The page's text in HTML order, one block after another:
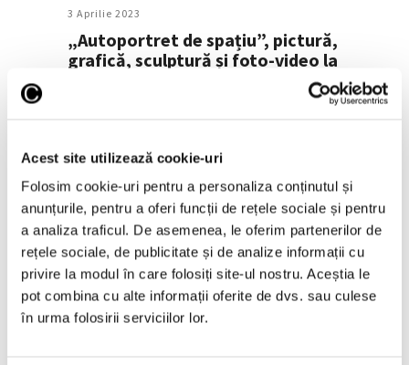
Acest site utilizează cookie-uri
Folosim cookie-uri pentru a personaliza conținutul și
anunțurile, pentru a oferi funcții de rețele sociale și pentru
a analiza traficul. De asemenea, le oferim partenerilor de
rețele sociale, de publicitate și de analize informații cu
privire la modul în care folosiți site-ul nostru. Aceștia le
pot combina cu alte informații oferite de dvs. sau culese
în urma folosirii serviciilor lor.
3 Aprilie 2023
„Autoportret de spațiu”, pictură,
grafică, sculptură și foto-video la
pictură, grafică, sculptură și foto-video ale
unor studenți de la Universitatea Națională
de Arte, va fi vernisată la UNAgaleria pe 6
aprilie, la ora 18:00. Expoziția, curatoriată
de Olivia Ioan, reunește o selecție de lucrări
Continuă lectura >